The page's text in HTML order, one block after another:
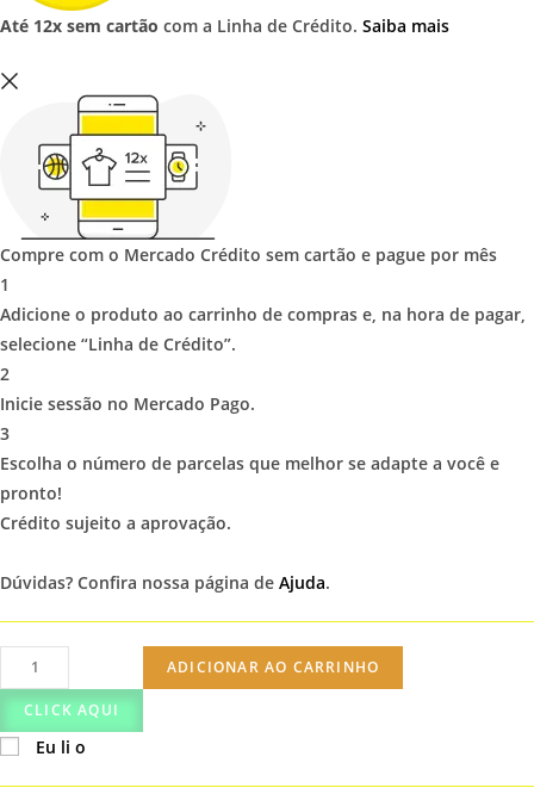
Até 12x sem cartão com a Linha de Crédito. Saiba mais
Compre com o Mercado Crédito sem cartão e pague por mês
1
Adicione o produto ao carrinho de compras e, na hora de pagar,
selecione “Linha de Crédito”.
2
Inicie sessão no Mercado Pago.
3
Escolha o número de parcelas que melhor se adapte a você e
pronto!
Crédito sujeito a aprovação.
Dúvidas? Confira nossa página de Ajuda.
do
Papai
Sina
ADICIONAR AO CARRINHO
CLICK AQUI
Eu li o